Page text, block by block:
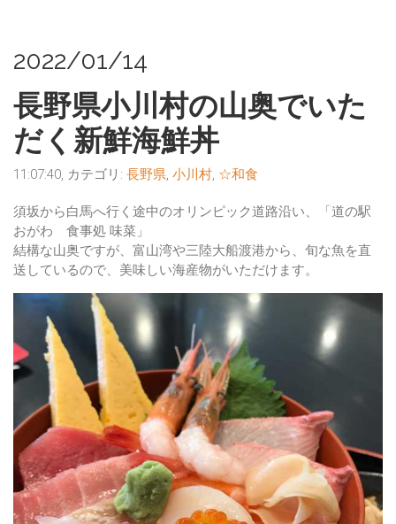
2022/01/14
長野県小川村の山奥でいた
だく新鮮海鮮丼
11:07:40, カテゴリ: 長野県, 小川村, ☆和食
須坂から白馬へ行く途中のオリンピック道路沿い、「道の駅
おがわ 食事処 味菜」
結構な山奥ですが、富山湾や三陸大船渡港から、旬な魚を直
送しているので、美味しい海産物がいただけます。